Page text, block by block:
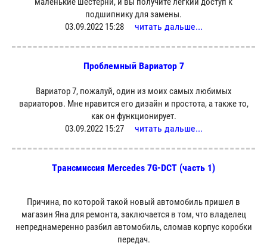
подшипнику для замены.
03.09.2022 15:28
читать дальше...
Проблемный Вариатор 7
Вариатор 7, пожалуй, один из моих самых любимых
вариаторов. Мне нравится его дизайн и простота, а также то,
как он функционирует.
03.09.2022 15:27
читать дальше...
Трансмиссия Mercedes 7G-DCT (часть 1)
Причина, по которой такой новый автомобиль пришел в
магазин Яна для ремонта, заключается в том, что владелец
непреднамеренно разбил автомобиль, сломав корпус коробки
передач.